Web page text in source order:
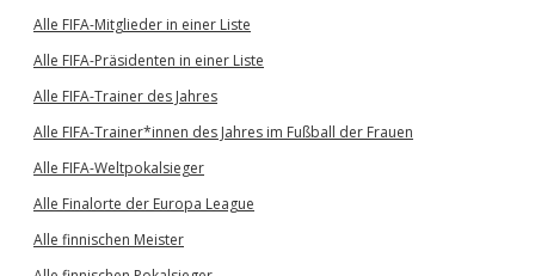
Alle FIFA-Mitglieder in einer Liste
Alle FIFA-Präsidenten in einer Liste
Alle FIFA-Trainer des Jahres
Alle FIFA-Trainer*innen des Jahres im Fußball der Frauen
Alle FIFA-Weltpokalsieger
Alle Finalorte der Europa League
Alle finnischen Meister